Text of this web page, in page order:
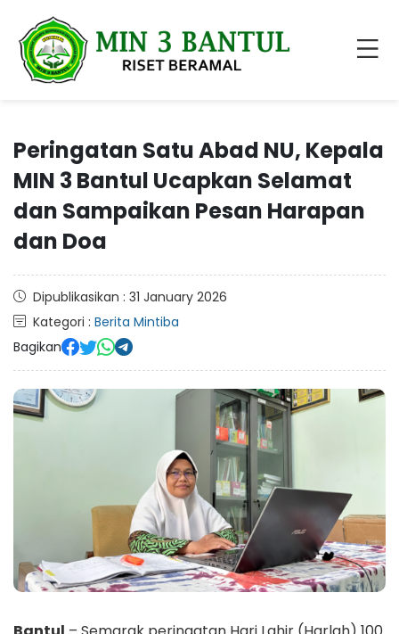
Peringatan Satu Abad NU, Kepala
MIN 3 Bantul Ucapkan Selamat
dan Sampaikan Pesan Harapan
dan Doa
Dipublikasikan : 31 January 2026
Kategori : Berita Mintiba
Bagikan